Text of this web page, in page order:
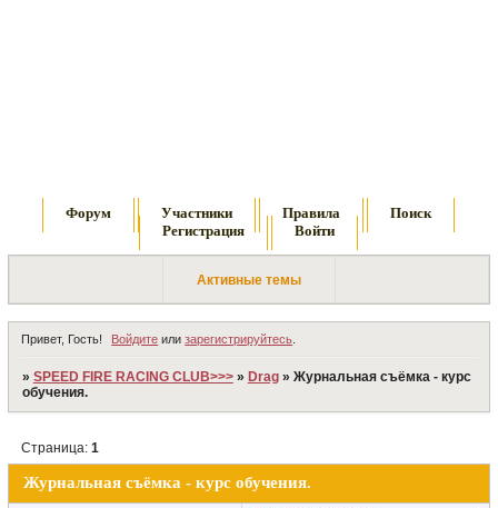
Форум Участники Правила
Поиск
Регистрация
Войти
Активные темы
Привет, Гость! Войдите илизарегистрируйтесь
» SPEED FIRE RACING CLUB>>> » Drag » Журнальная съёмка - курс
обучения.
Журнальная съёмка - курс обучения.
Страница: 1